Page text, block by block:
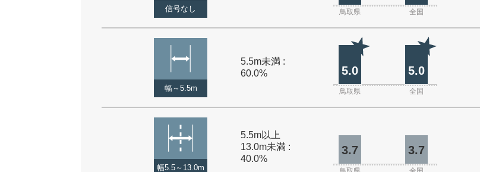
信号なし 鳥取県 全国
幅～5.5m
5.5m未満 :
60.0%
5.0 5.0
鳥取県 全国
幅5.5～13.0m
5.5m以上
13.0m未満 :
40.0%
3.7 3.7